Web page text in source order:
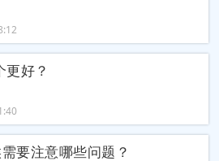
好？
要注意哪些问题？